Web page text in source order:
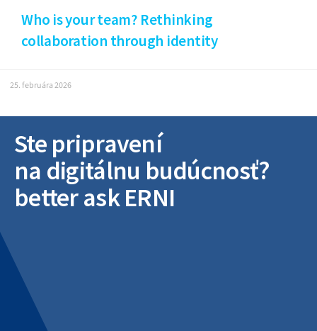
Who is your team? Rethinking
collaboration through identity
25. februára 2026
Ste pripravení
na digitálnu budúcnosť?
better ask ERNI